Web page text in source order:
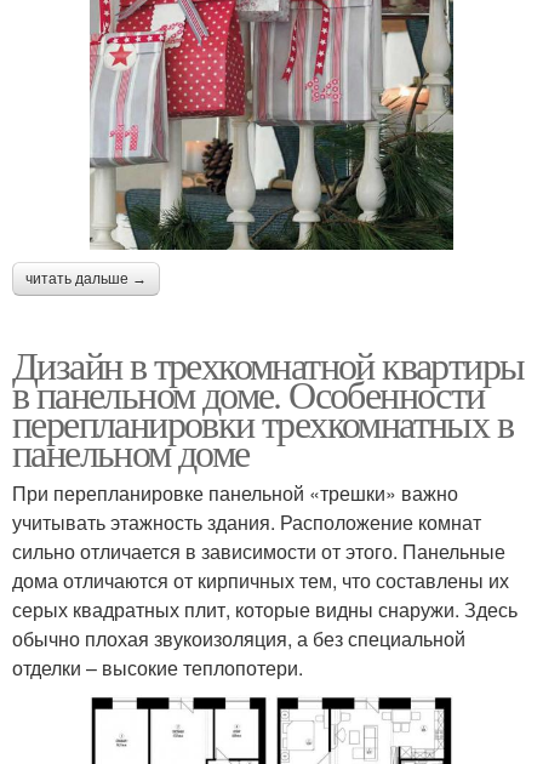
читать дальше →
Дизайн в трехкомнатной квартиры
в панельном доме. Особенности
перепланировки трехкомнатных в
панельном доме
При перепланировке панельной «трешки» важно
учитывать этажность здания. Расположение комнат
сильно отличается в зависимости от этого. Панельные
дома отличаются от кирпичных тем, что составлены их
серых квадратных плит, которые видны снаружи. Здесь
обычно плохая звукоизоляция, а без специальной
отделки – высокие теплопотери.